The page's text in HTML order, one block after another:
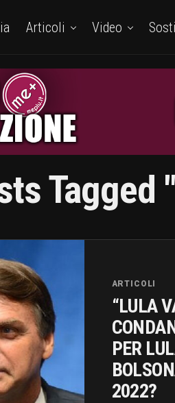
Articoli Video
Tagged
ARTICOLI
“LULA
PER
2022?